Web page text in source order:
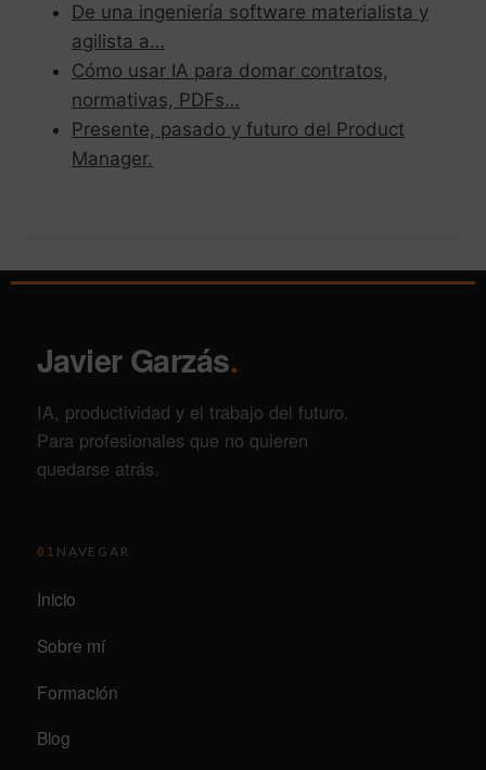
De una ingeniería software materialista y
agilista a…
Cómo usar IA para domar contratos,
normativas, PDFs…
Presente, pasado y futuro del Product
Manager.
Javier Garzás.
IA, productividad y el trabajo del futuro.
Para profesionales que no quieren
quedarse atrás.
01 NAVEGAR
Inicio
Sobre mí
Formación
Blog